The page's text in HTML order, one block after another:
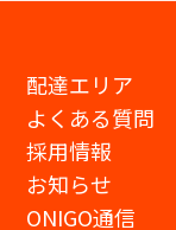
配達エリア
よくある質問
採用情報
お知らせ
ONIGO通信